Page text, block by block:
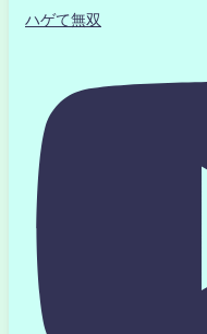
ハゲて無双